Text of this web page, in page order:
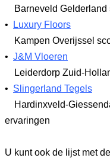
Barneveld Gelderland
•
Luxury Floors
Kampen Overijssel
• J&M Vloeren
Leiderdorp Zuid-
• Slingerland Tegels
Hardinxveld-
ervaringen
U kunt ook de lijst met de